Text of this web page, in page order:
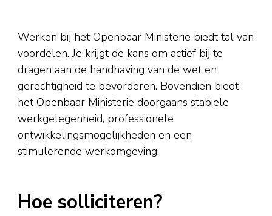
Werken bij het Openbaar Ministerie biedt tal van
voordelen. Je krijgt de kans om actief bij te
dragen aan de handhaving van de wet en
gerechtigheid te bevorderen. Bovendien biedt
het Openbaar Ministerie doorgaans stabiele
werkgelegenheid, professionele
ontwikkelingsmogelijkheden en een
stimulerende werkomgeving.
Hoe solliciteren?